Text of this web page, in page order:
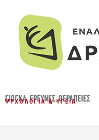
ΓΙΌΓΚΑ,ΈΡΕΥΝΕΣ,ΘΕΡΑΠΕΊΕΣ
ΨΥΧΟΛΟΓΊΑ & ΥΓΕΊΑ